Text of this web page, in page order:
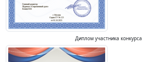
Диплом участника конкурса